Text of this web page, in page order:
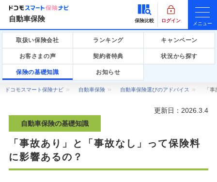
自動車保険 保険比較 ログイン
メニュー
取扱い保険会社 ランキング キャンペーン
お客さまの声 契約者特典 状況から探す
保険の基礎知識 お知らせ
ドコモスマート保険ナビ 自動車保険 自動車保険選びのアドバイス 「
更新日：2026.3.4
自動車保険の基礎知識
「事故あり」と「事故なし」って保険料
に影響あるの？